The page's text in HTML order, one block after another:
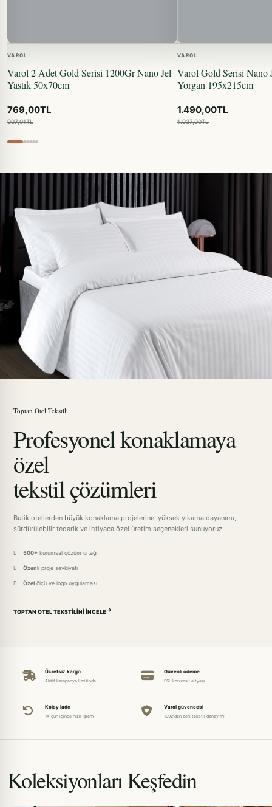
VAROL
Varol 2 Adet Gold Serisi 1200Gr Nano Jel
Yastık 50x70cm
769,00TL
907,01TL
VAROL
Varol Gold Serisi
Yorgan 195x215cm
1.490,00TL
1.937,00TL
Toptan Otel Tekstili
Profesyonel konaklamaya
özel
tekstil çözümleri
Butik otellerden büyük konaklama projelerine; yüksek yıkama dayanımı,
sürdürülebilir tedarik ve ihtiyaca özel üretim seçenekleri sunuyoruz.
500+ kurumsal çözüm ortağı
Özenli proje sevkiyatı
Özel ölçü ve logo uygulaması
TOPTAN OTEL TEKSTILINI İNCELE
Ücretsiz kargo
Aktif kampanya limitinde
Güvenli ödeme
SSL korumalı altyapı
Kolay iade
14 gün içinde hızlı işlem
Varol güvencesi
1992'den beri tekstil deneyimi
Koleksiyonları Keşfedin